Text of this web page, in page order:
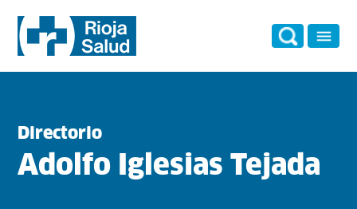
Directorio
Adolfo Iglesias Tejada